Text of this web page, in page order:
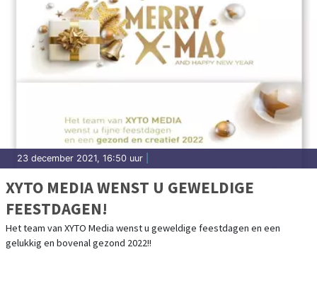
23 december 2021, 16:50 uur
XYTO MEDIA WENST U GEWELDIGE
FEESTDAGEN!
Het team van XYTO Media wenst u geweldige feestdagen en een
gelukkig en bovenal gezond 2022!!